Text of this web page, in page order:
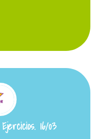
16/03